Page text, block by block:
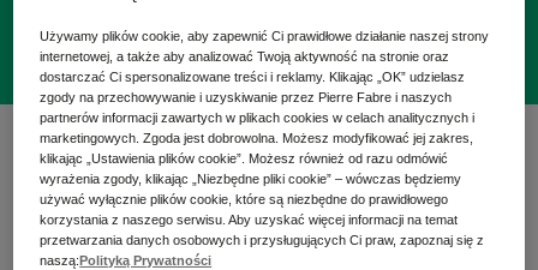
1 wynik "XERACONFORT"
Gama produktów do higieny i pielęgnacji
przywracających suchej i bardzo suchej skórze, która
sprawia wrażenie ściągniętej długotrwałą
Używamy plików cookie, aby zapewnić Ci prawidłowe działanie naszej strony
internetowej, a także aby analizować Twoją aktywność na stronie oraz
dostarczać Ci spersonalizowane treści i reklamy. Klikając „OK” udzielasz
zgody na przechowywanie i uzyskiwanie przez Pierre Fabre i naszych
partnerów informacji zawartych w plikach cookies w celach analitycznych i
marketingowych. Zgoda jest dobrowolna. Możesz modyfikować jej zakres,
klikając „Ustawienia plików cookie”. Możesz również od razu odmówić
wyrażenia zgody, klikając „Niezbędne pliki cookie” – wówczas będziemy
używać wyłącznie plików cookie, które są niezbędne do prawidłowego
korzystania z naszego serwisu. Aby uzyskać więcej informacji na temat
przetwarzania danych osobowych i przysługujących Ci praw, zapoznaj się z
naszą:Polityką Prywatności